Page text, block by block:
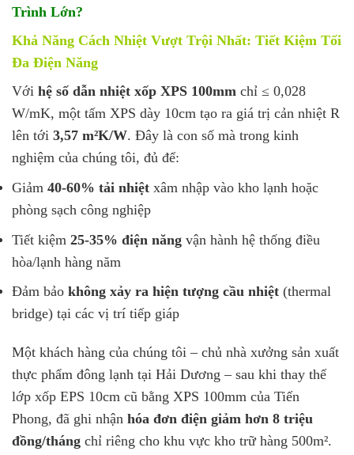
Trình Lớn?
Khả Năng Cách Nhiệt Vượt Trội Nhất: Tiết Kiệm Tối
Đa Điện Năng
Với hệ số dẫn nhiệt xốp XPS 100mm chỉ ≤ 0,028
W/mK, một tấm XPS dày 10cm tạo ra giá trị cản nhiệt R
lên tới 3,57 m²K/W. Đây là con số mà trong kinh
nghiệm của chúng tôi, đủ để:
Giảm 40-60% tải nhiệt xâm nhập vào kho lạnh hoặc
phòng sạch công nghiệp
Tiết kiệm 25-35% điện năng vận hành hệ thống điều
hòa/lạnh hàng năm
Đảm bảo không xảy ra hiện tượng cầu nhiệt (thermal
bridge) tại các vị trí tiếp giáp
Một khách hàng của chúng tôi – chủ nhà xưởng sản xuất
thực phẩm đông lạnh tại Hải Dương – sau khi thay thế
lớp xốp EPS 10cm cũ bằng XPS 100mm của Tiến
Phong, đã ghi nhận hóa đơn điện giảm hơn 8 triệu
đồng/tháng chỉ riêng cho khu vực kho trữ hàng 500m².